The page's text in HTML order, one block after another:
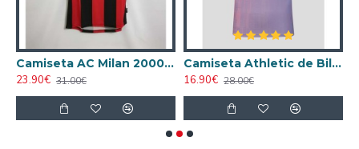
Camiseta AC Milan 2000/2001 Local Retro
23.90€ 31.00€
Camiseta Athletic de Bilbao 2024/2025 Alternativo
16.90€ 28.00€